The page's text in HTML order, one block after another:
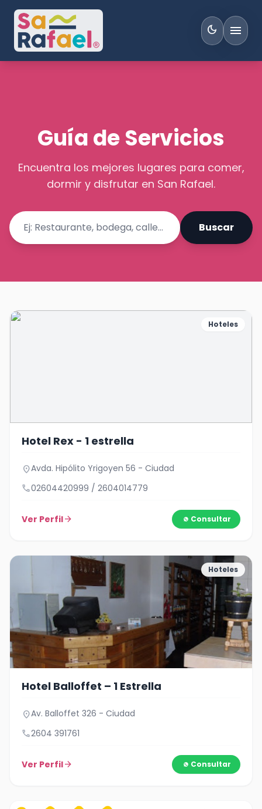
dark_mode menu
Guía de Servicios
Encuentra los mejores lugares para comer,
dormir y disfrutar en San Rafael.
Buscar
Hoteles
Hotel Rex - 1 estrella
location_onAvda. Hipólito Yrigoyen 56 - Ciudad
call02604420999 / 2604014779
Ver Perfilarrow_forward Consultar
Hoteles
Hotel Balloffet – 1 Estrella
location_onAv. Balloffet 326 - Ciudad
call2604 391761
Ver Perfilarrow_forward Consultar